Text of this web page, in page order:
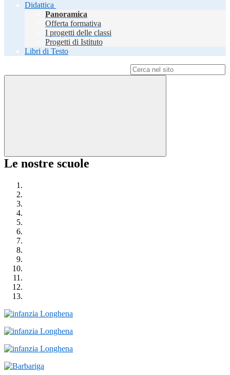
Didattica
Panoramica
Offerta formativa
I progetti delle classi
Progetti di Istituto
Libri di Testo
Le nostre scuole